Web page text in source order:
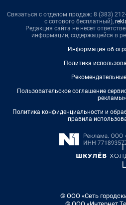
Связаться с отделом продаж: 8 (383)
с сотового бесплатный),
Редакция сайта не несет
информации, содержащейся в
Информация об
Политика
Пользовательское соглашение
рекламы»
Политика конфиденциальности и
правила
© ООО «Сеть